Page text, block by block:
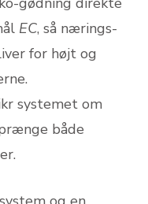
EC, så nærings­
for højt og
systemet om
både